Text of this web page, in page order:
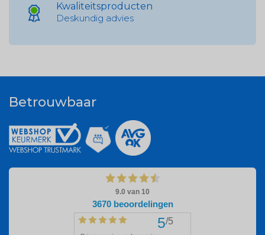
Kwaliteitsproducten
Deskundig advies
Betrouwbaar